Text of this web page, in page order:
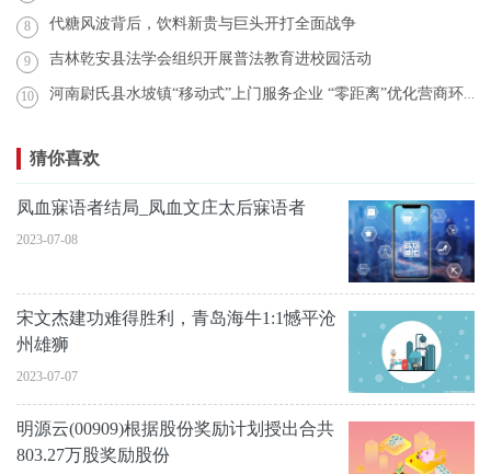
8 代糖风波背后，饮料新贵与巨头开打全面战争
9 吉林乾安县法学会组织开展普法教育进校园活动
10 河南尉氏县水坡镇“移动式”上门服务企业 “零距离”优化营商环境
猜你喜欢
凤血寐语者结局_凤血文庄太后寐语者
2023-07-08
宋文杰建功难得胜利，青岛海牛1:1憾平沧
州雄狮
2023-07-07
明源云(00909)根据股份奖励计划授出合共
803.27万股奖励股份